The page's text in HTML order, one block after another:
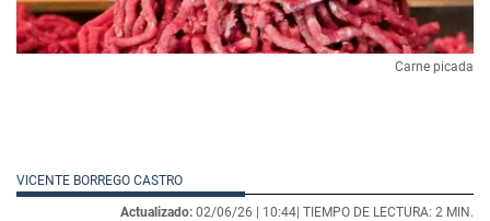
Carne picada
VICENTE BORREGO CASTRO
Actualizado: 02/06/26 | 10:44| TIEMPO DE LECTURA: 2 MIN.